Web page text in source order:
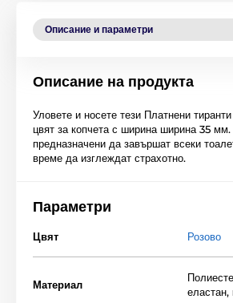
Описание и параметри
Описание на продукта
Уловете и носете тези Платнени
цвят за копчета с ширина ширина 35 мм.
предназначени да завършат всеки
време да изглеждат страхотно.
Параметри
Цвят Розово
Материал
еластан,